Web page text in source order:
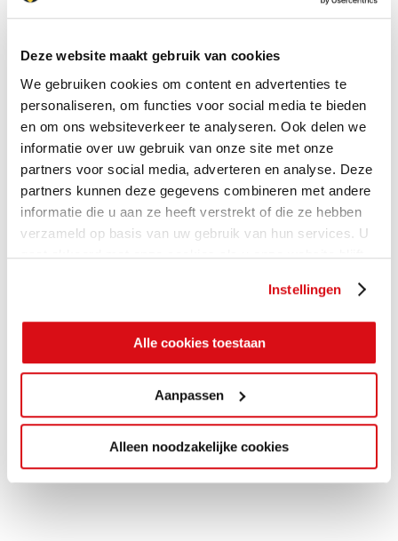
Deze website maakt gebruik van cookies
We gebruiken cookies om content en advertenties te
personaliseren, om functies voor social media te bieden
en om ons websiteverkeer te analyseren. Ook delen we
informatie over uw gebruik van onze site met onze
partners voor social media, adverteren en analyse. Deze
partners kunnen deze gegevens combineren met andere
informatie die u aan ze heeft verstrekt of die ze hebben
verzameld op basis van uw gebruik van hun services. U
gaat akkoord met onze cookies als u onze website blijft
Instellingen
Alle cookies toestaan
Aanpassen
Alleen noodzakelijke cookies